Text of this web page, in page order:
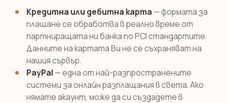
Кредитна или дебитна карта — формата за
плащане се обработва в реално време от
партниращата ни банка по PCI стандартите.
Данните на картата Ви не се съхраняват на
нашия сървър.
PayPal — една от най-разпространените
системи за онлайн разплащания в света. Ако
нямате акаунт, може да си създадете в